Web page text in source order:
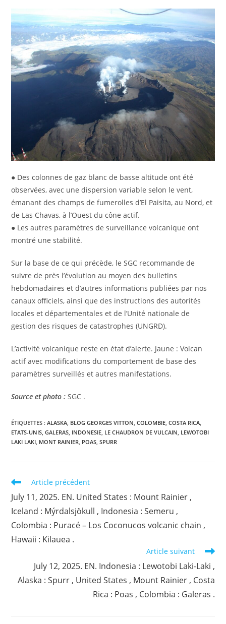
● Des colonnes de gaz blanc de basse altitude ont été
observées, avec une dispersion variable selon le vent,
émanant des champs de fumerolles d’El Paisita, au Nord, et
de Las Chavas, à l’Ouest du cône actif.
● Les autres paramètres de surveillance volcanique ont
montré une stabilité.
Sur la base de ce qui précède, le SGC recommande de
suivre de près l’évolution au moyen des bulletins
hebdomadaires et d’autres informations publiées par nos
canaux officiels, ainsi que des instructions des autorités
locales et départementales et de l’Unité nationale de
gestion des risques de catastrophes (UNGRD).
L’activité volcanique reste en état d’alerte. Jaune : Volcan
actif avec modifications du comportement de base des
paramètres surveillés et autres manifestations.
Source et photo : SGC .
ÉTIQUETTES :ALASKA, BLOG GEORGES VITTON, COLOMBIE, COSTA RICA,
ETATS-UNIS, GALERAS, INDONESIE, LE CHAUDRON DE VULCAIN, LEWOTOBI
LAKI LAKI, MONT RAINIER, POAS, SPURR
Read
more
articles
Article précédent
July 11, 2025. EN. United States : Mount Rainier ,
Iceland : Mýrdalsjökull , Indonesia : Semeru ,
Colombia : Puracé – Los Coconucos volcanic chain ,
Hawaii : Kilauea .
Article suivant
July 12, 2025. EN. Indonesia : Lewotobi Laki-Laki ,
Alaska : Spurr , United States , Mount Rainier , Costa
Rica : Poas , Colombia : Galeras .